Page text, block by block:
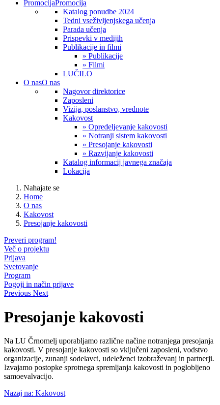
PromocijaPromocija
Katalog ponudbe 2024
Tedni vseživljenjskega učenja
Parada učenja
Prispevki v medijih
Publikacije in filmi
» Publikacije
» Filmi
LUČILO
O nasO nas
Nagovor direktorice
Zaposleni
Vizija, poslanstvo, vrednote
Kakovost
» Opredeljevanje kakovosti
» Notranji sistem kakovosti
» Presojanje kakovosti
» Razvijanje kakovosti
Katalog informacij javnega značaja
Lokacija
Nahajate se
Home
O nas
Kakovost
Presojanje kakovosti
Preveri program!
Več o projektu
Prijava
Svetovanje
Program
Pogoji in način prijave
Previous Next
Presojanje kakovosti
Na LU Črnomelj uporabljamo različne načine notranjega presojanja
kakovosti. V presojanje kakovosti so vključeni zaposleni, vodstvo
organizacije, zunanji sodelavci, udeleženci izobraževanj in partnerji.
Izvajamo postopke sprotnega spremljanja kakovosti in poglobljeno
samoevalvacijo.
Nazaj na: Kakovost